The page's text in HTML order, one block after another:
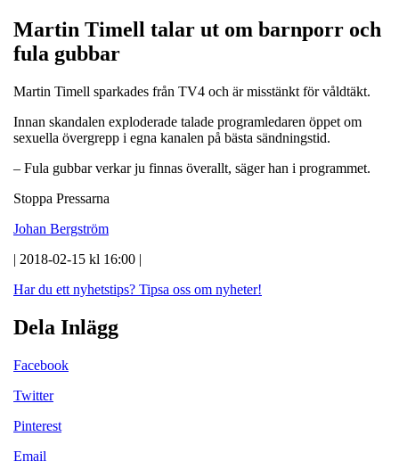
Martin Timell talar ut om barnporr och
fula gubbar
Martin Timell sparkades från TV4 och är misstänkt för våldtäkt.
Innan skandalen exploderade talade programledaren öppet om
sexuella övergrepp i egna kanalen på bästa sändningstid.
– Fula gubbar verkar ju finnas överallt, säger han i programmet.
Stoppa Pressarna
Johan Bergström
| 2018-02-15 kl 16:00 |
Har du ett nyhetstips? Tipsa oss om nyheter!
Dela Inlägg
Facebook
Twitter
Pinterest
Email